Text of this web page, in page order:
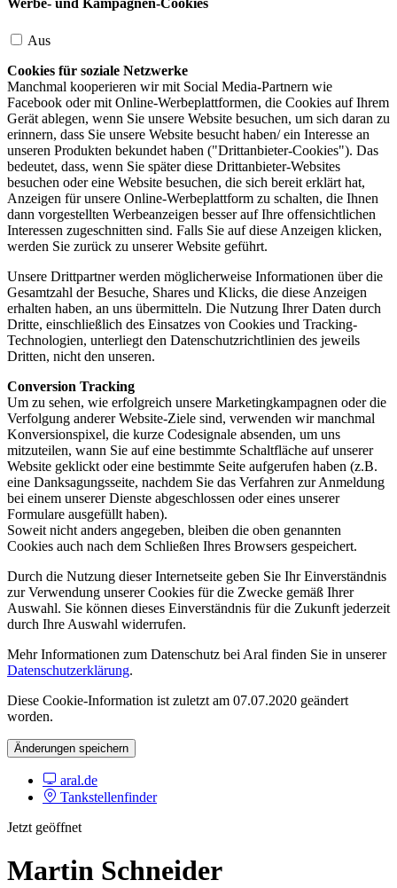
Werbe- und Kampagnen-Cookies
Aus
Cookies für soziale Netzwerke
Manchmal kooperieren wir mit Social Media-Partnern wie
Facebook oder mit Online-Werbeplattformen, die Cookies auf Ihrem
Gerät ablegen, wenn Sie unsere Website besuchen, um sich daran zu
erinnern, dass Sie unsere Website besucht haben/ ein Interesse an
unseren Produkten bekundet haben ("Drittanbieter-Cookies"). Das
bedeutet, dass, wenn Sie später diese Drittanbieter-Websites
besuchen oder eine Website besuchen, die sich bereit erklärt hat,
Anzeigen für unsere Online-Werbeplattform zu schalten, die Ihnen
dann vorgestellten Werbeanzeigen besser auf Ihre offensichtlichen
Interessen zugeschnitten sind. Falls Sie auf diese Anzeigen klicken,
werden Sie zurück zu unserer Website geführt.
Unsere Drittpartner werden möglicherweise Informationen über die
Gesamtzahl der Besuche, Shares und Klicks, die diese Anzeigen
erhalten haben, an uns übermitteln. Die Nutzung Ihrer Daten durch
Dritte, einschließlich des Einsatzes von Cookies und Tracking-
Technologien, unterliegt den Datenschutzrichtlinien des jeweils
Dritten, nicht den unseren.
Conversion Tracking
Um zu sehen, wie erfolgreich unsere Marketingkampagnen oder die
Verfolgung anderer Website-Ziele sind, verwenden wir manchmal
Konversionspixel, die kurze Codesignale absenden, um uns
mitzuteilen, wann Sie auf eine bestimmte Schaltfläche auf unserer
Website geklickt oder eine bestimmte Seite aufgerufen haben (z.B.
eine Danksagungsseite, nachdem Sie das Verfahren zur Anmeldung
bei einem unserer Dienste abgeschlossen oder eines unserer
Formulare ausgefüllt haben).
Soweit nicht anders angegeben, bleiben die oben genannten
Cookies auch nach dem Schließen Ihres Browsers gespeichert.
Durch die Nutzung dieser Internetseite geben Sie Ihr Einverständnis
zur Verwendung unserer Cookies für die Zwecke gemäß Ihrer
Auswahl. Sie können dieses Einverständnis für die Zukunft jederzeit
durch Ihre Auswahl widerrufen.
Mehr Informationen zum Datenschutz bei Aral finden Sie in unserer
Datenschutzerklärung.
Diese Cookie-Information ist zuletzt am 07.07.2020 geändert
worden.
Änderungen speichern
aral.de
Tankstellenfinder
Jetzt geöffnet
Martin Schneider